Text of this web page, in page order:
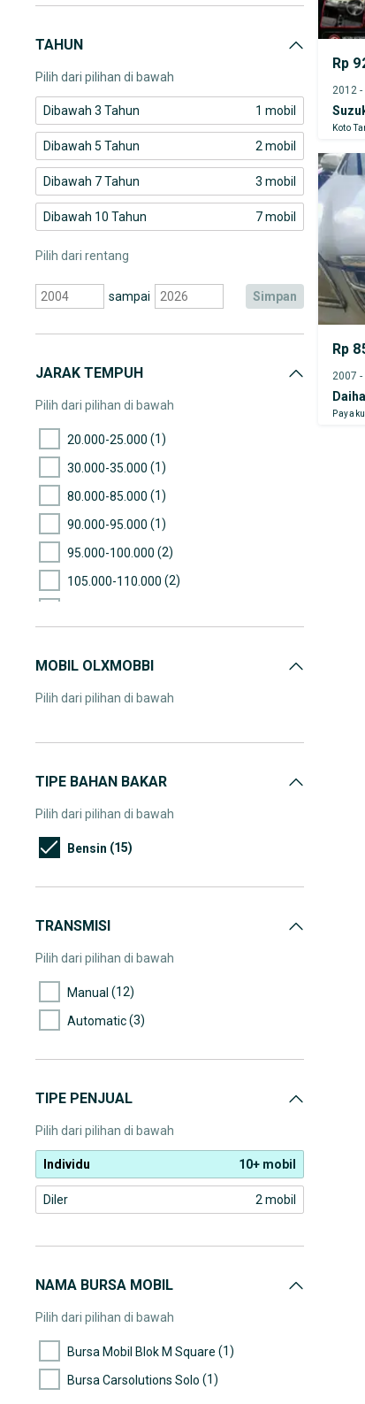
Toyota Avanza
TAHUN
Pilih dari pilihan di bawah
Dibawah 3 Tahun 1 mobil
Dibawah 5 Tahun 2 mobil
Dibawah 7 Tahun 3 mobil
Dibawah 10 Tahun 7 mobil
Pilih dari rentang
sampai simpan
JARAK TEMPUH
Pilih dari pilihan di bawah
20.000-25.000 (1)
30.000-35.000 (1)
80.000-85.000 (1)
90.000-95.000 (1)
95.000-100.000 (2)
105.000-110.000 (2)
140.000-145.000
155.000-160.000(1)
275.000-280.000(1)
MOBIL OLXMOBBI
Pilih dari pilihan di bawah
TIPE BAHAN BAKAR
Pilih dari pilihan di bawah
Bensin (15)
TRANSMISI
Pilih dari pilihan di bawah
Manual (12)
Automatic(3)
TIPE PENJUAL
Pilih dari pilihan di bawah
Individu 10+ mobil
Diler 2 mobil
NAMA BURSA MOBIL
Pilih dari pilihan di bawah
Bursa Mobil Blok M Square (1)
Bursa Carsolutions Solo (1)
Rp
Koto
Rp